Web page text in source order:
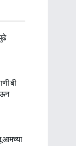
बी
आमच्या